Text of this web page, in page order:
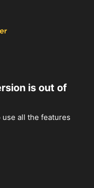
is out of
all the features